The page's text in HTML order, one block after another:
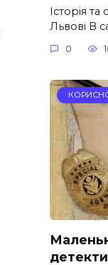
Історія
Львові В
0